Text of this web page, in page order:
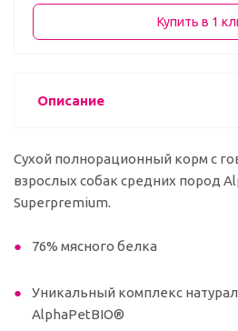
Купить в 1
Описание
Сухой полнорационный корм с
взрослых собак средних пород
Superpremium.
76% мясного белка
Уникальный комплекс
AlphaPetBIO®